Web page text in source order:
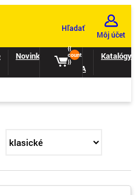
Hľadať
Môj účet
{{
count
}}
Novinky
II.
TRIEDA
Katalógy